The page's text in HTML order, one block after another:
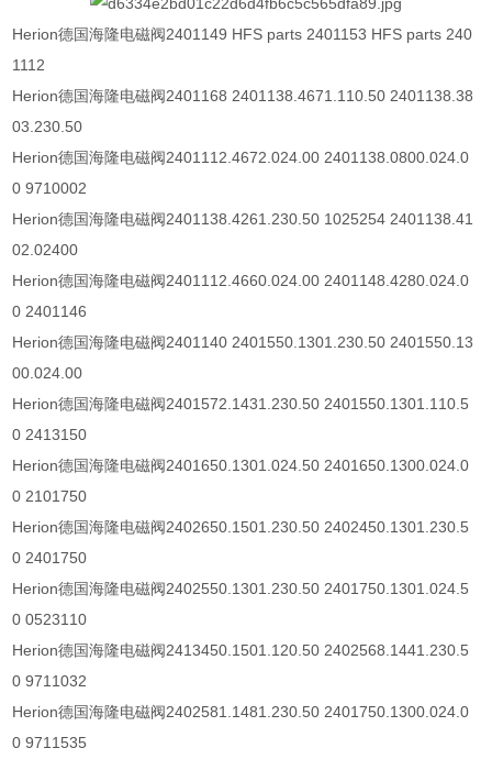
Herion德国海隆电磁阀2401149 HFS parts 2401153 HFS parts 240
1112
Herion德国海隆电磁阀2401168 2401138.4671.110.50 2401138.38
03.230.50
Herion德国海隆电磁阀2401112.4672.024.00 2401138.0800.024.0
0 9710002
Herion德国海隆电磁阀2401138.4261.230.50 1025254 2401138.41
02.02400
Herion德国海隆电磁阀2401112.4660.024.00 2401148.4280.024.0
0 2401146
Herion德国海隆电磁阀2401140 2401550.1301.230.50 2401550.13
00.024.00
Herion德国海隆电磁阀2401572.1431.230.50 2401550.1301.110.5
0 2413150
Herion德国海隆电磁阀2401650.1301.024.50 2401650.1300.024.0
0 2101750
Herion德国海隆电磁阀2402650.1501.230.50 2402450.1301.230.5
0 2401750
Herion德国海隆电磁阀2402550.1301.230.50 2401750.1301.024.5
0 0523110
Herion德国海隆电磁阀2413450.1501.120.50 2402568.1441.230.5
0 9711032
Herion德国海隆电磁阀2402581.1481.230.50 2401750.1300.024.0
0 9711535